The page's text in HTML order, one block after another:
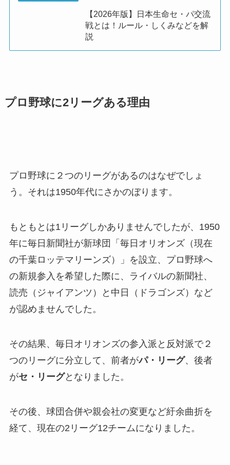
【2026年版】日本生命セ・パ交流
戦とは！ルール・しくみなどを解
説
プロ野球に2リーグある理由
プロ野球に２つのリーグがあるのはなぜでしょ
う。それは1950年代にさかのぼります。
もともとは1リーグしかありませんでしたが、1950
年に毎日新聞社が新球団「毎日オリオンズ（現在
の千葉ロッテマリーンズ）」を設立、プロ野球へ
の新規参入を希望した際に、ライバルの新聞社、
読売（ジャイアンツ）と中日（ドラゴンズ）など
が認めませんでした。
その結果、毎日オリオンズの参入派と反対派で２
つのリーグに分立して、前者がパ・リーグ、後者
がセ・リーグとなりました。
その後、球団合併や親会社の変更など紆余曲折を
経て、現在の2リーグ12チームになりました。